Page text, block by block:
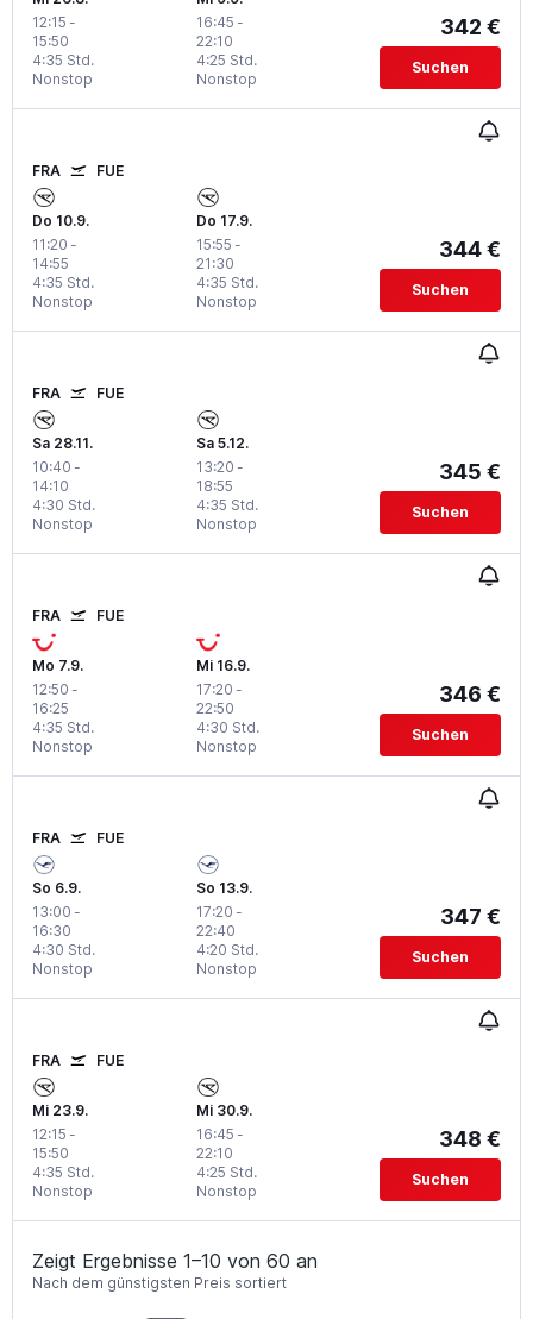
12:15 -
15:50
Nonstop
4:35 Std.
16:45 -
22:10
Nonstop
4:25 Std.
342 €
Suchen
FRA FUE
Do 10.9.
11:20 -
14:55
Nonstop
4:35 Std.
Do 17.9.
15:55 -
21:30
Nonstop
4:35 Std.
344 €
Suchen
FRA FUE
Sa 28.11.
10:40 -
14:10
Nonstop
4:30 Std.
Sa 5.12.
13:20 -
18:55
Nonstop
4:35 Std.
345 €
Suchen
FRA FUE
Mo 7.9.
12:50 -
16:25
Nonstop
4:35 Std.
Mi 16.9.
17:20 -
22:50
Nonstop
4:30 Std.
346 €
Suchen
FRA FUE
So 6.9.
13:00 -
16:30
Nonstop
4:30 Std.
So 13.9.
17:20 -
22:40
Nonstop
4:20 Std.
347 €
Suchen
FRA FUE
Mi 23.9.
12:15 -
15:50
Nonstop
4:35 Std.
Mi 30.9.
16:45 -
22:10
Nonstop
4:25 Std.
348 €
Suchen
Zeigt Ergebnisse 1–10 von 60 an
Nach dem günstigsten Preis sortiert